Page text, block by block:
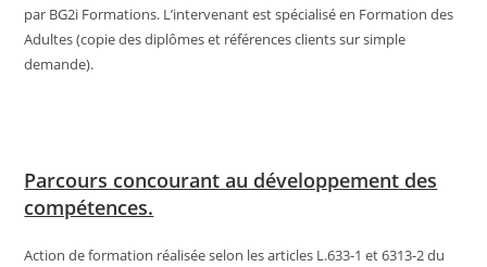
par BG2i Formations. L’intervenant est spécialisé en Formation des
Adultes (copie des diplômes et références clients sur simple
demande).
Parcours concourant au développement des
compétences.
Action de formation réalisée selon les articles L.633-1 et 6313-2 du